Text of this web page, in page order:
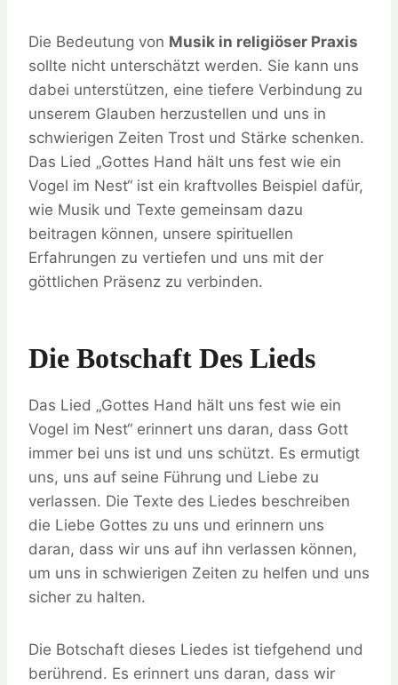
Die Bedeutung von Musik in religiöser Praxis
sollte nicht unterschätzt werden. Sie kann uns
dabei unterstützen, eine tiefere Verbindung zu
unserem Glauben herzustellen und uns in
schwierigen Zeiten Trost und Stärke schenken.
Das Lied „Gottes Hand hält uns fest wie ein
Vogel im Nest“ ist ein kraftvolles Beispiel dafür,
wie Musik und Texte gemeinsam dazu
beitragen können, unsere spirituellen
Erfahrungen zu vertiefen und uns mit der
göttlichen Präsenz zu verbinden.
Die Botschaft Des Lieds
Das Lied „Gottes Hand hält uns fest wie ein
Vogel im Nest“ erinnert uns daran, dass Gott
immer bei uns ist und uns schützt. Es ermutigt
uns, uns auf seine Führung und Liebe zu
verlassen. Die Texte des Liedes beschreiben
die Liebe Gottes zu uns und erinnern uns
daran, dass wir uns auf ihn verlassen können,
um uns in schwierigen Zeiten zu helfen und uns
sicher zu halten.
Die Botschaft dieses Liedes ist tiefgehend und
berührend. Es erinnert uns daran, dass wir